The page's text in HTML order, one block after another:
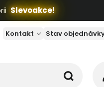
Slevoakce!
Kontakt Stav